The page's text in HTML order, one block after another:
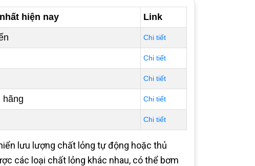
hiện nay
Link
Chi tiết
Chi tiết
Chi tiết
hãng Chi tiết
Chi tiết
lưu lượng chất lỏng tự động hoặc thủ
các loại chất lỏng khác nhau, có thể bơm